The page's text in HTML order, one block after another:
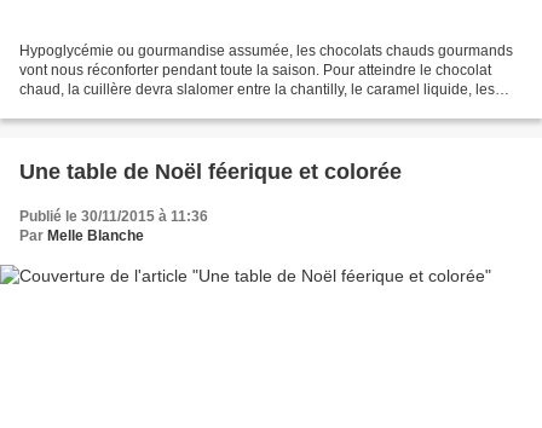
Hypoglycémie ou gourmandise assumée, les chocolats chauds gourmands
vont nous réconforter pendant toute la saison. Pour atteindre le chocolat
chaud, la cuillère devra slalomer entre la chantilly, le caramel liquide, les
Une table de Noël féerique et colorée
Publié le 30/11/2015 à 11:36
Par Melle Blanche